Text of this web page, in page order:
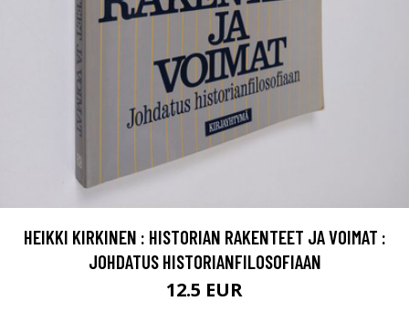
HEIKKI KIRKINEN : HISTORIAN RAKENTEET JA VOIMAT :
JOHDATUS HISTORIANFILOSOFIAAN
12.5 EUR